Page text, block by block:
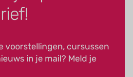
voorstellingen, cursussen
in je mail? Meld je